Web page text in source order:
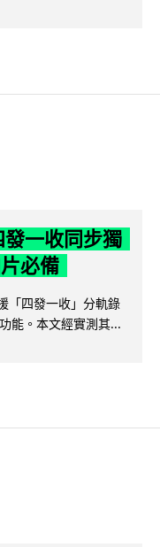
一收同步獨
必備
「四發一收」分軌錄
能。本文經實測其...